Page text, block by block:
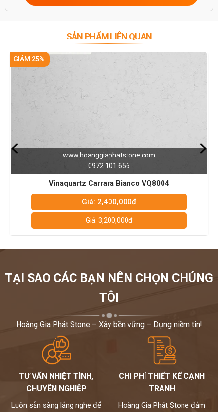
SẢN PHẨM LIÊN QUAN
www.hoanggiaphatstone.com
Carrara Bianco VQ8004 Đá Vinaquartz
TẠI SAO CÁC BẠN NÊN CHỌN CHÚNG
TÔI
Hoàng Gia Phát Stone – Xây bền vững – Dựng niềm tin!
TƯ VẤN NHIỆT TÌNH,
CHUYÊN NGHIỆP
Luôn sẵn sàng lắng nghe để
CHI PHÍ THIẾT KẾ CẠNH
TRANH
Hoàng Gia Phát Stone đảm